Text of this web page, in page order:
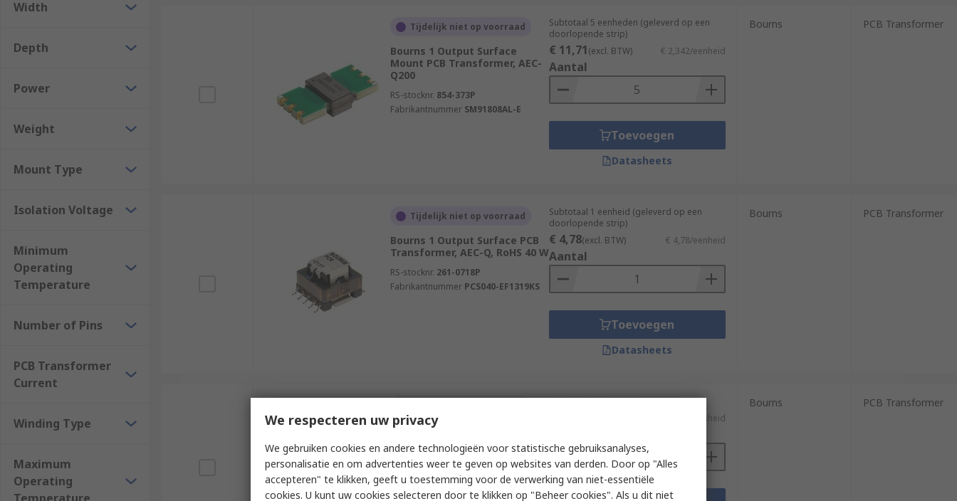
Width
Depth
Power
Weight
Mount Type
Isolation Voltage
Minimum
Operating
Temperature
Number of Pins
PCB Transformer
Current
Winding Type
Maximum
Operating
Tijdelijk niet op voorraad
Bourns 1 Output Surface
Mount PCB Transformer, AEC-
Q200
RS-stocknr. 854-373P
Fabrikantnummer SM91808AL-E
Subtotaal 5 eenheden (geleverd op een
doorlopende strip)
€ 11,71(excl. BTW) € 2,342/eenheid
Aantal
Toevoegen
Datasheets
Bourns PCB Transformer
Tijdelijk niet op voorraad
Bourns 1 Output Surface PCB
Transformer, AEC-Q, RoHS 40 W
RS-stocknr. 261-0718P
Fabrikantnummer PCS040-EF1319KS
Subtotaal 1 eenheid (geleverd op een
doorlopende strip)
€ 4,78(excl. BTW) € 4,78/eenheid
Aantal
Toevoegen
Datasheets
Bourns PCB Transformer
Bourns 1 Output Surface PCB
Transformer, AEC-Q, RoHS 40 W
RS-stocknr.261-0718
FabrikantnummerPCS040-EF1319KS
Subtotaal (1 eenheid)
€ 4,78/eenheid
Bourns PCB Transformer
We respecteren uw privacy
We gebruiken cookies en andere technologieën voor statistische gebruiksanalyses,
personalisatie en om advertenties weer te geven op websites van derden. Door op "Alles
accepteren" te klikken, geeft u toestemming voor de verwerking van niet-essentiële
cookies. U kunt uw cookies selecteren door te klikken op "Beheer cookies". Als u dit niet